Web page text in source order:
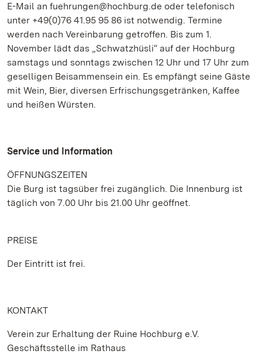
E-Mail an fuehrungen@hochburg.de oder telefonisch
unter +49(0)76 41.95 95 86 ist notwendig. Termine
werden nach Vereinbarung getroffen. Bis zum 1.
November lädt das „Schwatzhüsli“ auf der Hochburg
samstags und sonntags zwischen 12 Uhr und 17 Uhr zum
geselligen Beisammensein ein. Es empfängt seine Gäste
mit Wein, Bier, diversen Erfrischungsgetränken, Kaffee
und heißen Würsten.
Service und Information
ÖFFNUNGSZEITEN
Die Burg ist tagsüber frei zugänglich. Die Innenburg ist
täglich von 7.00 Uhr bis 21.00 Uhr geöffnet.
PREISE
Der Eintritt ist frei.
KONTAKT
Verein zur Erhaltung der Ruine Hochburg e.V.
Geschäftsstelle im Rathaus